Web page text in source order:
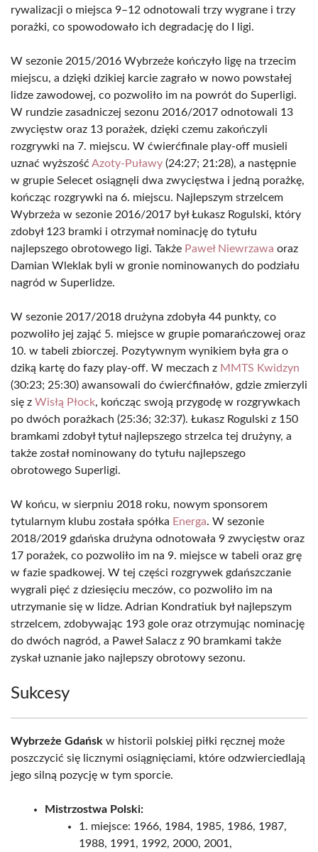
rywalizacji o miejsca 9–12 odnotowali trzy wygrane i trzy
porażki, co spowodowało ich degradację do I ligi.
W sezonie 2015/2016 Wybrzeże kończyło ligę na trzecim
miejscu, a dzięki dzikiej karcie zagrało w nowo powstałej
lidze zawodowej, co pozwoliło im na powrót do Superligi.
W rundzie zasadniczej sezonu 2016/2017 odnotowali 13
zwycięstw oraz 13 porażek, dzięki czemu zakończyli
rozgrywki na 7. miejscu. W ćwierćfinale play-off musieli
uznać wyższość Azoty-Puławy (24:27; 21:28), a następnie
w grupie Selecet osiągnęli dwa zwycięstwa i jedną porażkę,
kończąc rozgrywki na 6. miejscu. Najlepszym strzelcem
Wybrzeża w sezonie 2016/2017 był Łukasz Rogulski, który
zdobył 123 bramki i otrzymał nominację do tytułu
najlepszego obrotowego ligi. Także Paweł Niewrzawa oraz
Damian Wleklak byli w gronie nominowanych do podziału
nagród w Superlidze.
W sezonie 2017/2018 drużyna zdobyła 44 punkty, co
pozwoliło jej zająć 5. miejsce w grupie pomarańczowej oraz
10. w tabeli zbiorczej. Pozytywnym wynikiem była gra o
dziką kartę do fazy play-off. W meczach z MMTS Kwidzyn
(30:23; 25:30) awansowali do ćwierćfinałów, gdzie zmierzyli
się z Wisłą Płock, kończąc swoją przygodę w rozgrywkach
po dwóch porażkach (25:36; 32:37). Łukasz Rogulski z 150
bramkami zdobył tytuł najlepszego strzelca tej drużyny, a
także został nominowany do tytułu najlepszego
obrotowego Superligi.
W końcu, w sierpniu 2018 roku, nowym sponsorem
tytularnym klubu została spółka Energa. W sezonie
2018/2019 gdańska drużyna odnotowała 9 zwycięstw oraz
17 porażek, co pozwoliło im na 9. miejsce w tabeli oraz grę
w fazie spadkowej. W tej części rozgrywek gdańszczanie
wygrali pięć z dziesięciu meczów, co pozwoliło im na
utrzymanie się w lidze. Adrian Kondratiuk był najlepszym
strzelcem, zdobywając 193 gole oraz otrzymując nominację
do dwóch nagród, a Paweł Salacz z 90 bramkami także
zyskał uznanie jako najlepszy obrotowy sezonu.
Sukcesy
Wybrzeże Gdańsk w historii polskiej piłki ręcznej może
poszczycić się licznymi osiągnięciami, które odzwierciedlają
jego silną pozycję w tym sporcie.
Mistrzostwa Polski:
1. miejsce: 1966, 1984, 1985, 1986, 1987,
1988, 1991, 1992, 2000, 2001,